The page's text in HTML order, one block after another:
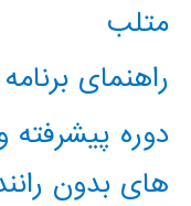
متلب
راهنمای
دوره
های بدون